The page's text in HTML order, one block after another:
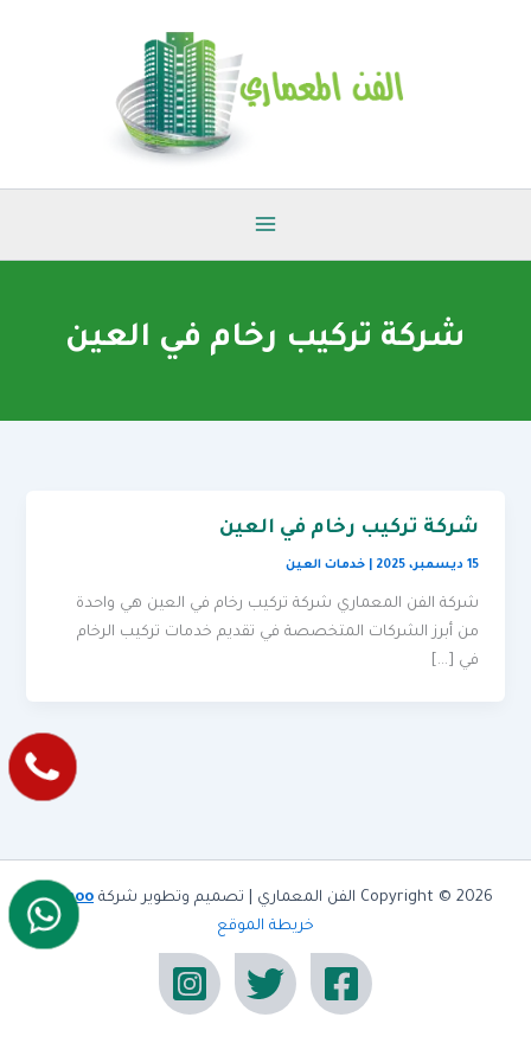
شركة تركيب رخام في العين
شركة تركيب رخام في العين
15 ديسمبر، 2025 |خدمات العين
شركة الفن المعماري شركة تركيب رخام في العين هي واحدة
من أبرز الشركات المتخصصة في تقديم خدمات تركيب الرخام
في […]
Copyright © 2026 الفن المعماري | تصميم وتطوير شركة
olymoo
خريطة الموقع